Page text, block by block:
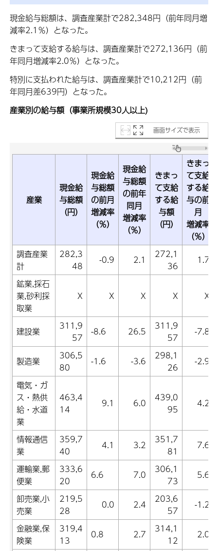
現金給与総額は、調査産業計で282,348円（前年同月増
減率2.1％）となった。
きまって支給する給与は、調査産業計で272,136円（前
年同月増減率2.0％）となった。
特別に支払われた給与は、調査産業計で10,212円（前
年同月差639円）となった。
産業別の給与額（事業所規模30人以上)
画面サイズで表示
産業
現金給
与総額
（円）
現金給
与総額
の前月
増減率
（％）
現金給
与総額
の前年
同月
増減率
（％）
きまっ
て支給
する給
与額
（円）
きまっ
て支給
する給
与の前
月
増減率
（％）
調査産業
計
282,3
48
-0.9 2.1
272,1
36
1.7
鉱業,採石
業,砂利採
取業
X X X X X
建設業
311,9
57
-8.6 26.5
311,9
57
-7.8
製造業
306,5
80
-1.6 -3.6
298,1
26
-2.9
電気・ガ
ス・熱供
給・水道
業
463,4
14
9.1 6.0
439,0
95
4.2
情報通信
業
359,7
40
4.1 3.2
351,7
81
7.6
運輸業,郵
便業
333,6
20
6.6 7.0
306,1
73
5.6
卸売業,小
売業
219,5
28
0.0 2.4
203,6
57
-1.2
金融業,保
険業
319,4
13
0.8 2.7
314,1
12
2.0